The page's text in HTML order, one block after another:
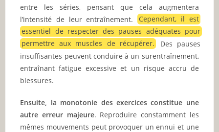
entre les séries, pensant que cela augmentera
l’intensité de leur entraînement.Cependant, il est
essentiel de respecter des pauses adéquates pour
permettre aux muscles de récupérer.Des pauses
insuffisantes peuvent conduire à un surentraînement,
entraînant fatigue excessive et un risque accru de
blessures.
Ensuite, la monotonie des exercices constitue une
autre erreur majeure. Reproduire constamment les
mêmes mouvements peut provoquer un ennui et une